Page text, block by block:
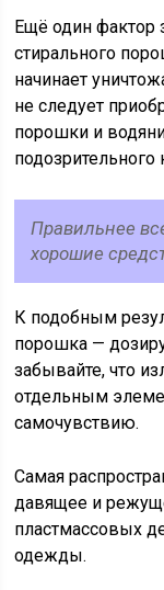
Ещё один фактор
стирального
начинает
не следует
порошки и
подозрительного
Правильнее
хорошие
К подобным
порошка —
забывайте, что
отдельным
самочувствию.
Самая
давящее и
пластмассовых
одежды.